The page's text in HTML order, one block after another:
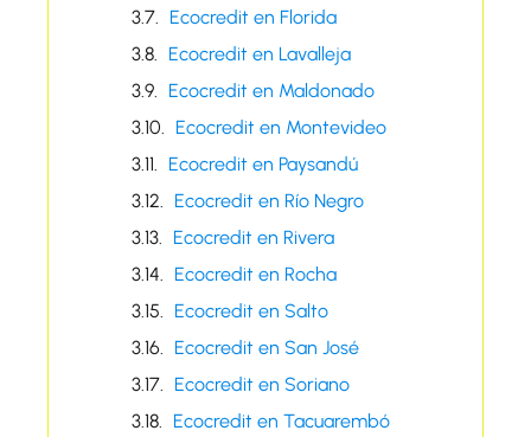
Ecocredit en Florida
Ecocredit en Lavalleja
Ecocredit en Maldonado
Ecocredit en Montevideo
Ecocredit en Paysandú
Ecocredit en Río Negro
Ecocredit en Rivera
Ecocredit en Rocha
Ecocredit en Salto
Ecocredit en San José
Ecocredit en Soriano
Ecocredit en Tacuarembó